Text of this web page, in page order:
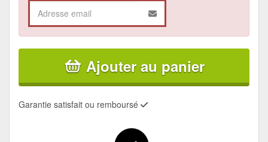
Ajouter au panier
Garantie satisfait ou remboursé